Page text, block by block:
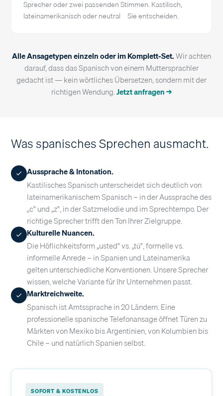
Sprecher oder zwei passenden Stimmen. Kastilisch,
lateinamerikanisch oder neutral – Sie entscheiden.
Alle Ansagetypen einzeln oder im Komplett-Set.Wir achten
darauf, dass das Spanisch von einem Muttersprachler
gedacht ist — kein wörtliches Übersetzen, sondern mit der
richtigen Wendung.Jetzt anfragen →
Was spanisches Sprechen ausmacht.
Aussprache & Intonation.
Kastilisches Spanisch unterscheidet sich deutlich von
lateinamerikanischem Spanisch – in der Aussprache des
„c" und „z", in der Satzmelodie und im Sprechtempo. Der
richtige Sprecher trifft den Ton Ihrer Zielgruppe.
Kulturelle Nuancen.
Die Höflichkeitsform „usted" vs. „tú", formelle vs.
informelle Anrede – in Spanien und Lateinamerika
gelten unterschiedliche Konventionen. Unsere Sprecher
wissen, welche Variante für Ihr Unternehmen passt.
Marktreichweite.
Spanisch ist Amtssprache in 20 Ländern. Eine
professionelle spanische Telefonansage öffnet Türen zu
Märkten von Mexiko bis Argentinien, von Kolumbien bis
Chile – und natürlich Spanien selbst.
SOFORT & KOSTENLOS